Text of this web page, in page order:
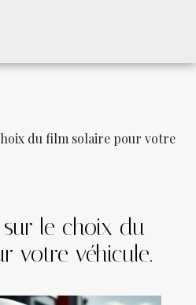
du film solaire pour votre
le choix du
votre véhicule.